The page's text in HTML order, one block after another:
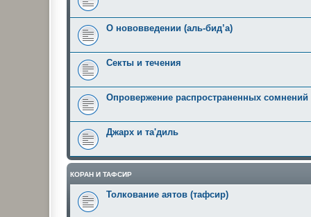
О нововведении (аль-бид’а)
Секты и течения
Опровержение распространенных сомнений
Джарх и та'диль
КОРАН И ТАФСИР
Толкование аятов (тафсир)